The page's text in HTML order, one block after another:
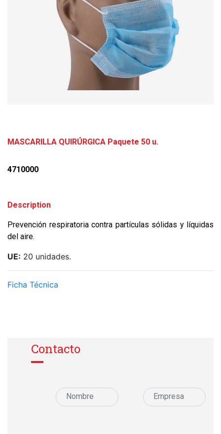
MASCARILLA QUIRÚRGICA Paquete 50 u.
4710000
Description
Prevención respiratoria contra partículas sólidas y líquidas
del aire.
UE: 20 unidades.
Ficha Técnica
Contacto